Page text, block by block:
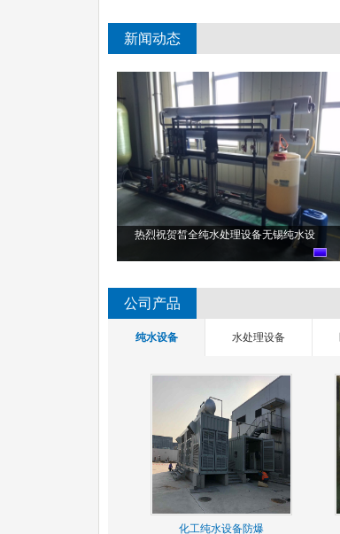
新闻动态
热烈祝贺皙全纯水处理设备无锡纯水设
公司产品
纯水设备 水处理设备
化工纯水设备防爆